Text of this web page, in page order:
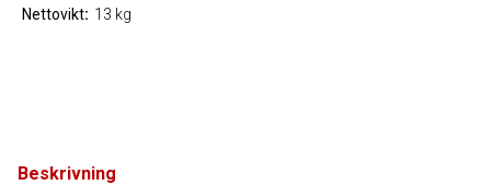
Beskrivning
Nettovikt 13 kg